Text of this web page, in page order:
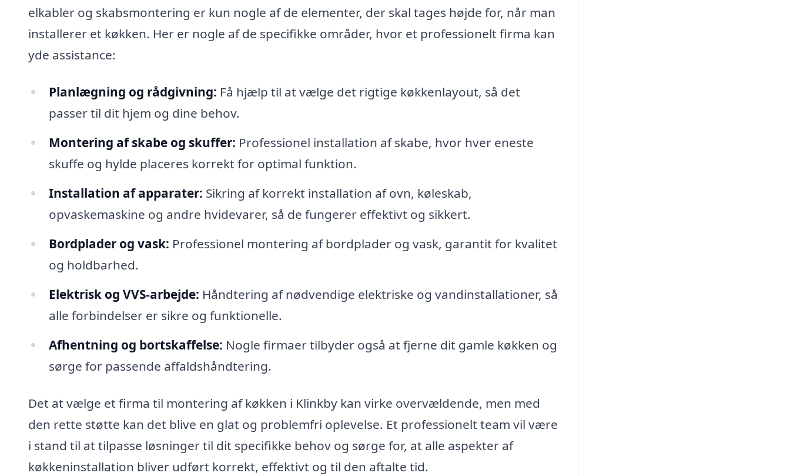
elkabler og skabsmontering er kun nogle af de elementer, der skal tages højde for, når man
installerer et køkken. Her er nogle af de specifikke områder, hvor et professionelt firma kan
yde assistance:
Planlægning og rådgivning: Få hjælp til at vælge det rigtige køkkenlayout, så det
passer til dit hjem og dine behov.
Montering af skabe og skuffer: Professionel installation af skabe, hvor hver eneste
skuffe og hylde placeres korrekt for optimal funktion.
Installation af apparater: Sikring af korrekt installation af ovn, køleskab,
opvaskemaskine og andre hvidevarer, så de fungerer effektivt og sikkert.
Bordplader og vask: Professionel montering af bordplader og vask, garantit for kvalitet
og holdbarhed.
Elektrisk og VVS-arbejde: Håndtering af nødvendige elektriske og vandinstallationer, så
alle forbindelser er sikre og funktionelle.
Afhentning og bortskaffelse: Nogle firmaer tilbyder også at fjerne dit gamle køkken og
sørge for passende affaldshåndtering.
Det at vælge et firma til montering af køkken i Klinkby kan virke overvældende, men med
den rette støtte kan det blive en glat og problemfri oplevelse. Et professionelt team vil være
i stand til at tilpasse løsninger til dit specifikke behov og sørge for, at alle aspekter af
køkkeninstallation bliver udført korrekt, effektivt og til den aftalte tid.